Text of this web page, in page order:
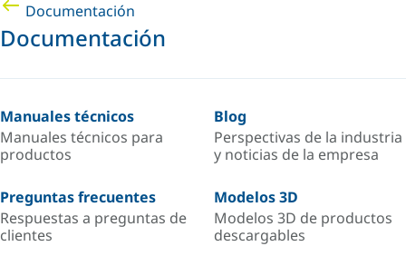
Documentación
Documentación
Manuales técnicos
Manuales técnicos para
productos
Blog
Perspectivas de la industria
y noticias de la empresa
Preguntas frecuentes
Respuestas a preguntas de
clientes
Modelos 3D
Modelos 3D de productos
descargables